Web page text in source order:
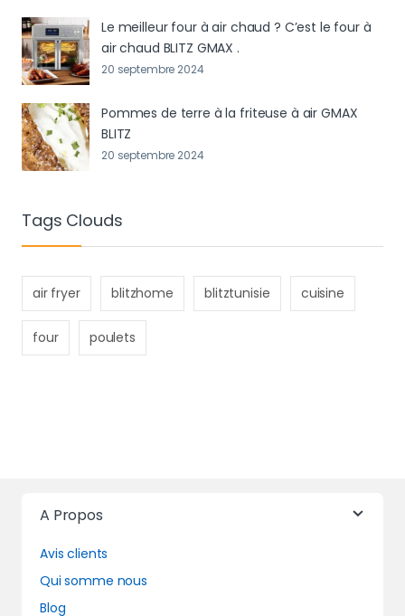
Le meilleur four à air chaud ? C’est le four à
air chaud BLITZ GMAX .
20 septembre 2024
Pommes de terre à la friteuse à air GMAX
BLITZ
20 septembre 2024
Tags Clouds
air fryer blitzhome blitztunisie cuisine
four poulets
A Propos
Avis clients
Qui somme nous
Blog